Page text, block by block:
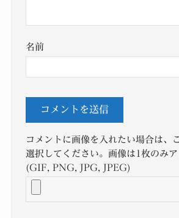
名前
コメントに画像を入れたい場合は、
選択してください。画像は1枚のみア
(GIF, PNG, JPG, JPEG)